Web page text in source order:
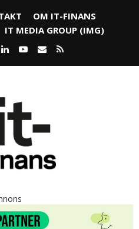
OM IT-FINANS
IT MEDIA GROUP (IMG)